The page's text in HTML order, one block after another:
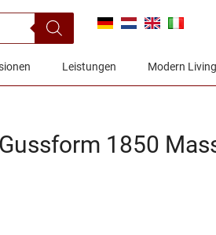
Leistungen Modern Living
1850